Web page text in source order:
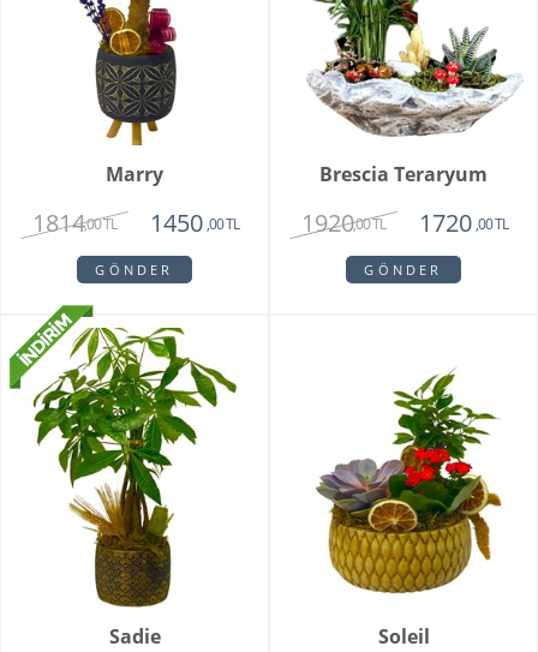
Marry
1814,00 TL 1450 ,00 TL
GÖNDER
Brescia Teraryum
1920,00 TL 1720 ,00 TL
GÖNDER
Sadie Soleil